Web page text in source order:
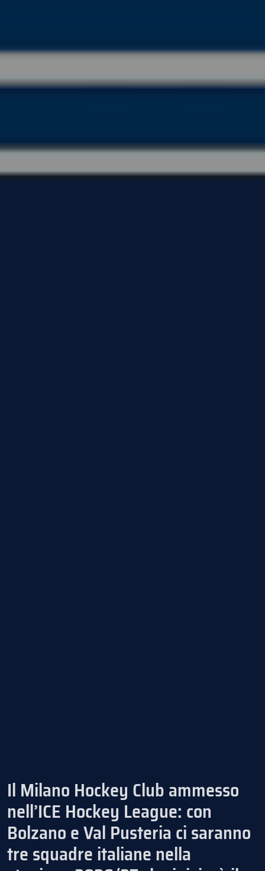
Il Milano Hockey Club ammesso
nell’ICE Hockey League: con
Bolzano e Val Pusteria ci saranno
tre squadre italiane nella